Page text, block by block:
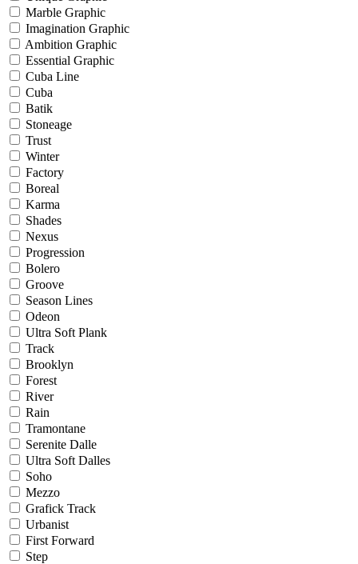
Marble Graphic
Imagination Graphic
Ambition Graphic
Essential Graphic
Cuba Line
Cuba
Batik
Stoneage
Trust
Winter
Factory
Boreal
Karma
Shades
Nexus
Progression
Bolero
Groove
Season Lines
Odeon
Ultra Soft Plank
Track
Brooklyn
Forest
River
Rain
Tramontane
Serenite Dalle
Ultra Soft Dalles
Soho
Mezzo
Grafick Track
Urbanist
First Forward
Step